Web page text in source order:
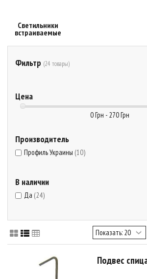
Светильники
встраиваемые
Фильтр (24 товары)
Цена
0 Грн - 270 Грн
Производитель
Профиль Украины (10)
В наличии
Да (24)
Подвес